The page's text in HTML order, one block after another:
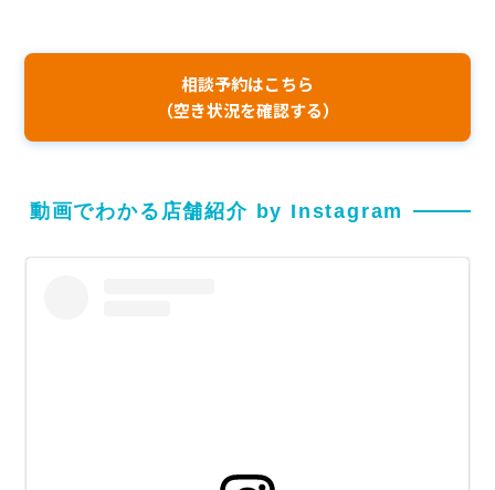
相談予約はこちら
（空き状況を確認する）
動画でわかる店舗紹介 by Instagram